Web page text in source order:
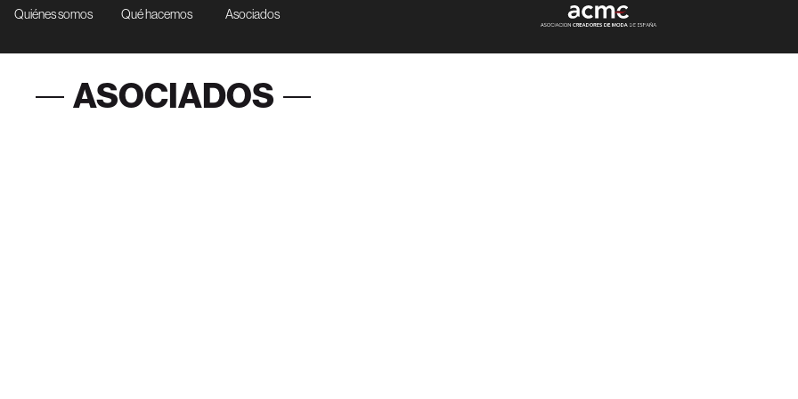
Quiénes somos Qué hacemos Asociados
ASOCIADOS